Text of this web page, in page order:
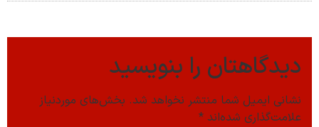
دیدگاهتان را بنویسید
نشانی ایمیل شما منتشر نخواهد شد. بخش‌های موردنیاز
علامت‌گذاری شده‌اند *